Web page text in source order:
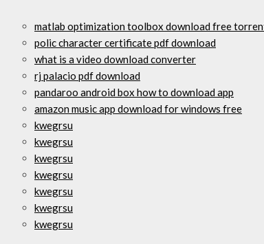
matlab optimization toolbox download free
polic character certificate pdf download
what is a video download converter
rj palacio pdf download
pandaroo android box how to download app
amazon music app download for windows free
kwegrsu
kwegrsu
kwegrsu
kwegrsu
kwegrsu
kwegrsu
kwegrsu